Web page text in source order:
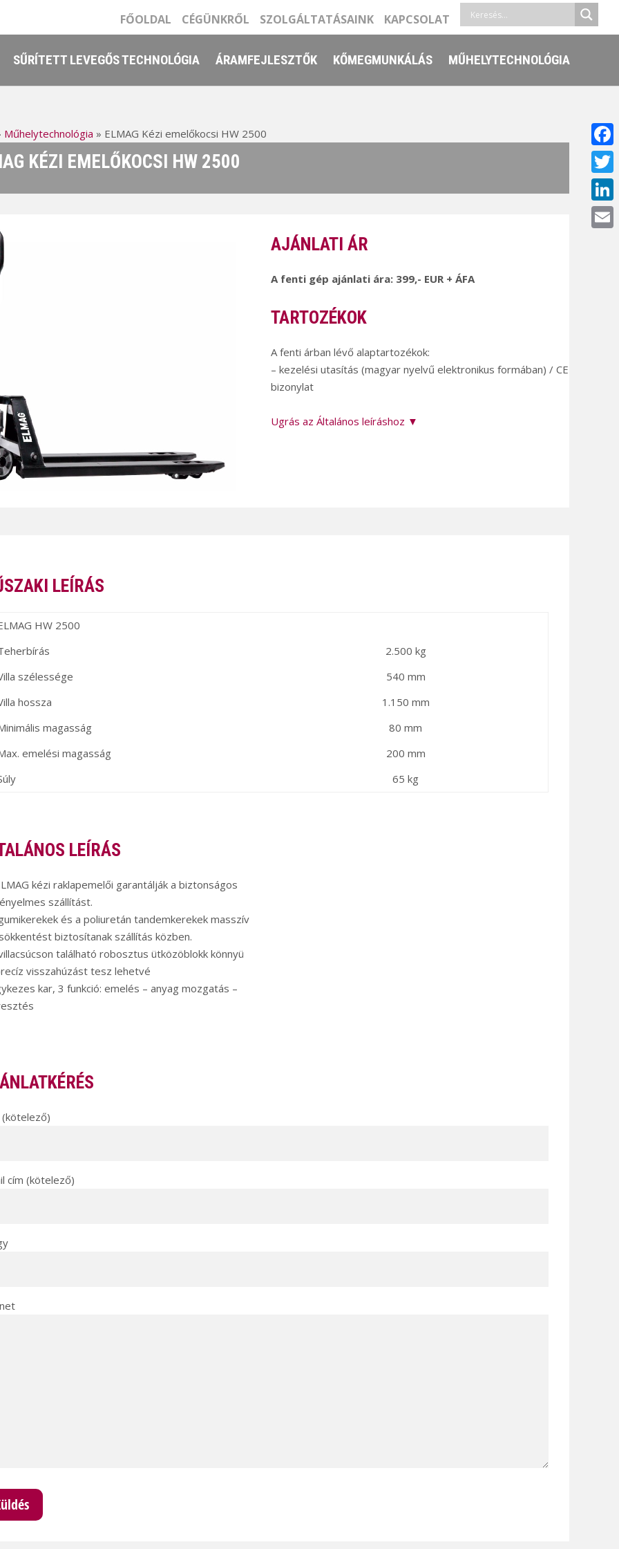
FŐOLDAL CÉGÜNKRŐL SZOLGÁLTATÁSAINK KAPCSOLAT
SŰRÍTETT LEVEGŐS TECHNOLÓGIA ÁRAMFEJLESZTŐK KŐMEGMUNKÁLÁS MŰHELYTECHNOLÓGIA
Műhelytechnológia » ELMAG Kézi emelőkocsi HW 2500
KÉZI EMELŐKOCSI HW 2500
AJÁNLATI ÁR
A fenti gép ajánlati ára: 399,- EUR + ÁFA
TARTOZÉKOK
A fenti árban lévő alaptartozékok:
– kezelési utasítás (magyar nyelvű elektronikus formában) / CE
bizonylat
Ugrás az Általános leíráshoz ▼
LEÍRÁS
HW 2500
2.500 kg
szélessége
540 mm
hossza
1.150 mm
magasság
80 mm
emelési magasság
200 mm
65 kg
LEÍRÁS
kézi raklapemelői garantálják a biztonságos
szállítást.
és a poliuretán tandemkerekek masszív
biztosítanak szállítás közben.
található robosztus ütközöblokk könnyü
visszahúzást tesz lehetvé
kar, 3 funkció: emelés – anyag mozgatás –
(kötelező)
cím (kötelező)